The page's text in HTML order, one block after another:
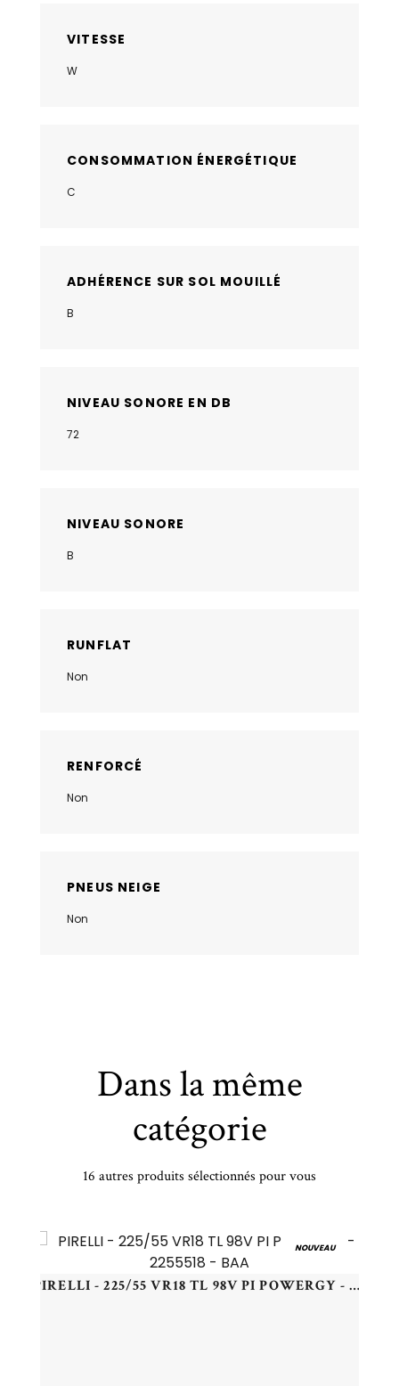
VITESSE
W
CONSOMMATION ÉNERGÉTIQUE
C
ADHÉRENCE SUR SOL MOUILLÉ
B
NIVEAU SONORE EN DB
72
NIVEAU SONORE
B
RUNFLAT
Non
RENFORCÉ
Non
PNEUS NEIGE
Non
Dans la même
catégorie
16 autres produits sélectionnés pour vous
NOUVEAU
PIRELLI - 225/55 VR18 TL 98V PI POWERGY - 2255518 - BAA